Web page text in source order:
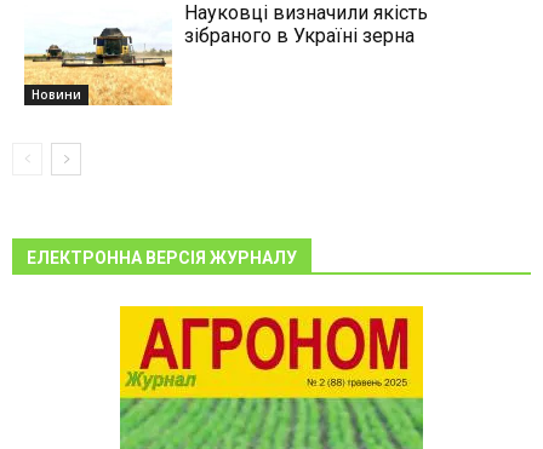
Новини
Науковці визначили якість
зібраного в Україні зерна
ЕЛЕКТРОННА ВЕРСІЯ ЖУРНАЛУ